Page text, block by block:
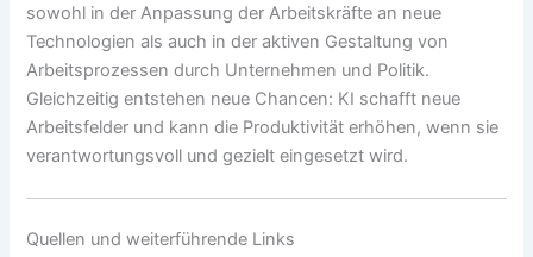
sowohl in der Anpassung der Arbeitskräfte an neue
Technologien als auch in der aktiven Gestaltung von
Arbeitsprozessen durch Unternehmen und Politik.
Gleichzeitig entstehen neue Chancen: KI schafft neue
Arbeitsfelder und kann die Produktivität erhöhen, wenn sie
verantwortungsvoll und gezielt eingesetzt wird.
Quellen und weiterführende Links